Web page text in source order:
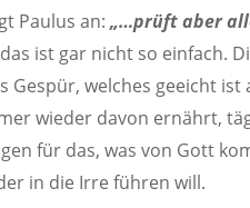
Paulus an:„…prüft aber
ist gar nicht so einfach.
welches geeicht
wieder davon ernährt,
für das, was von Gott
in die Irre führen will.